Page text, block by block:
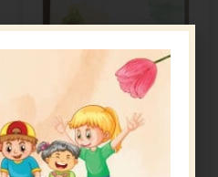
נסיעה טובה – משחק
משפחתי לדרכים
89.00 ש"ח